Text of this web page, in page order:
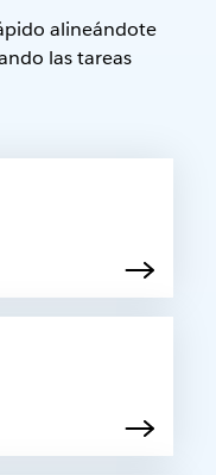
alineándote
las tareas